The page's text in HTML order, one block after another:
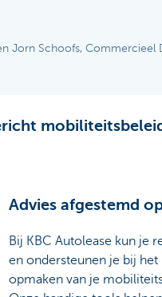
Jorn Schoofs, Commercieel
Advies afgestemd
Bij KBC Autolease kun je
en ondersteunen je bij
opmaken van je